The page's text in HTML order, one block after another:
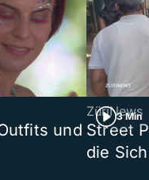
und
3 Min
ZüriNews
Street
die